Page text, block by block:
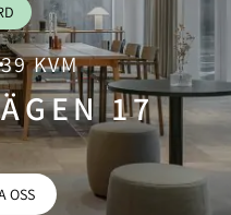
KVM
17
OSS